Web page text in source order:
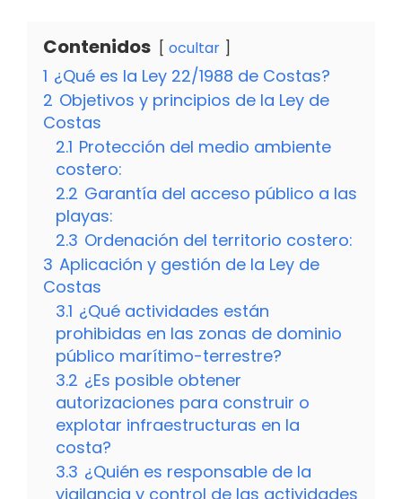
Contenidos ocultar
1 ¿Qué es la Ley 22/1988 de Costas?
2 Objetivos y principios de la Ley de
Costas
2.1 Protección del medio ambiente
costero:
2.2 Garantía del acceso público a las
playas:
2.3 Ordenación del territorio costero:
3 Aplicación y gestión de la Ley de
Costas
3.1 ¿Qué actividades están
prohibidas en las zonas de dominio
público marítimo-terrestre?
3.2 ¿Es posible obtener
autorizaciones para construir o
explotar infraestructuras en la
costa?
3.3 ¿Quién es responsable de la
vigilancia y control de las actividades